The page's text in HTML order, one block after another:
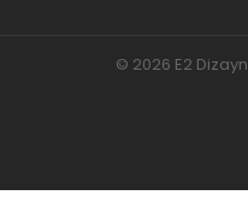
© 2026 E2 Dizayn